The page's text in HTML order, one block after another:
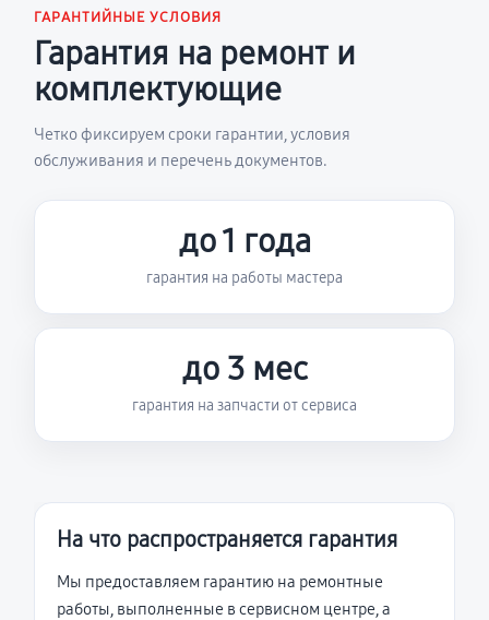
ГАРАНТИЙНЫЕ УСЛОВИЯ
Гарантия на ремонт и
комплектующие
Четко фиксируем сроки гарантии, условия
обслуживания и перечень документов.
до 1 года
гарантия на работы мастера
до 3 мес
гарантия на запчасти от сервиса
На что распространяется гарантия
Мы предоставляем гарантию на ремонтные
работы, выполненные в сервисном центре, а